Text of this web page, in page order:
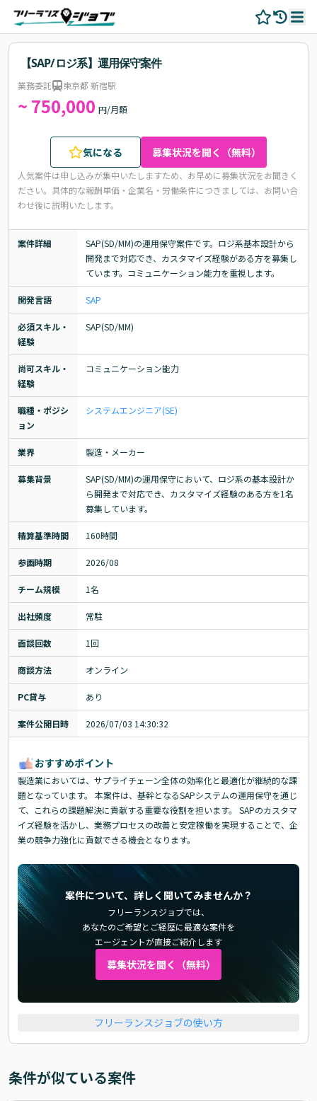
【SAP/ロジ系】運用保守案件
業務委託 東京都 新宿駅
~ 750,000 円/月額
気になる 募集状況を聞く（無料）
人気案件は申し込みが集中いたしますため、お早めに募集状況をお聞きく
ださい。 具体的な報酬単価・企業名・労働条件につきましては、お問い合
わせ後に説明いたします。
案件詳細
SAP(SD/MM)の運用保守案件です。ロジ系基本設計から
開発まで対応でき、カスタマイズ経験がある方を募集し
ています。コミュニケーション能力を重視します。
開発言語 SAP
必須スキル・
経験
SAP(SD/MM)
尚可スキル・
経験
コミュニケーション能力
職種・ポジシ
ョン
システムエンジニア(SE)
業界 製造・メーカー
募集背景
SAP(SD/MM)の運用保守において、ロジ系の基本設計か
ら開発まで対応でき、カスタマイズ経験のある方を1名
募集しています。
精算基準時間 160時間
参画時期 2026/08
チーム規模 1名
出社頻度 常駐
面談回数 1回
商談方法 オンライン
PC貸与 あり
案件公開日時 2026/07/03 14:30:32
おすすめポイント
製造業においては、サプライチェーン全体の効率化と最適化が継続的な課
題となっています。 本案件は、基幹となるSAPシステムの運用保守を通じ
て、これらの課題解決に貢献する重要な役割を担います。 SAPのカスタマ
イズ経験を活かし、業務プロセスの改善と安定稼働を実現することで、企
業の競争力強化に貢献できる機会となります。
案件について、詳しく聞いてみませんか？
フリーランスジョブでは、
あなたのご希望とご経歴に最適な案件を
エージェントが直接ご紹介します
募集状況を聞く（無料）
フリーランスジョブの使い方
条件が似ている案件